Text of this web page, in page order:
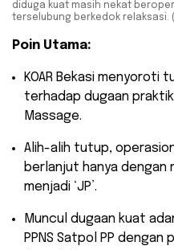
diduga kuat masih nekat
terselubung berkedok relaksasi.
Poin Utama:
​KOAR Bekasi menyoroti
terhadap dugaan
Massage.
​Alih-alih tutup,
berlanjut hanya dengan
menjadi ‘JP’.
​Muncul dugaan kuat
PPNS Satpol PP